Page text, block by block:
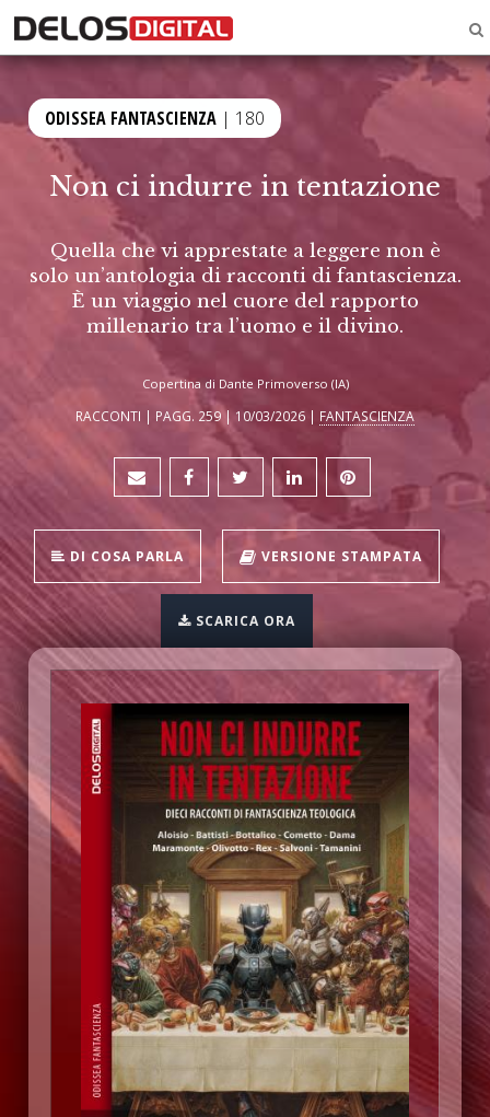
ODISSEA FANTASCIENZA | 180
Non ci indurre in tentazione
Quella che vi apprestate a leggere non è
solo un’antologia di racconti di fantascienza.
È un viaggio nel cuore del rapporto
millenario tra l’uomo e il divino.
Copertina di Dante Primoverso (IA)
RACCONTI | PAGG. 259 | 10/03/2026 | FANTASCIENZA
DI COSA PARLA VERSIONE STAMPATA
SCARICA ORA